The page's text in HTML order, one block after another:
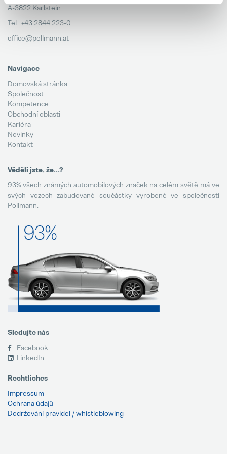
A-3822 Karlstein
Tel.: +43 2844 223-0
office@pollmann.at
Navigace
Domovská stránka
Společnost
Kompetence
Obchodní oblasti
Kariéra
Novinky
Kontakt
Věděli jste, že...?
93% všech známých automobilových značek na celém světě má ve
svých vozech zabudované součástky vyrobené ve společnosti
Pollmann.
Sledujte nás
Facebook
LinkedIn
Rechtliches
Impressum
Ochrana údajů
Dodržování pravidel / whistleblowing